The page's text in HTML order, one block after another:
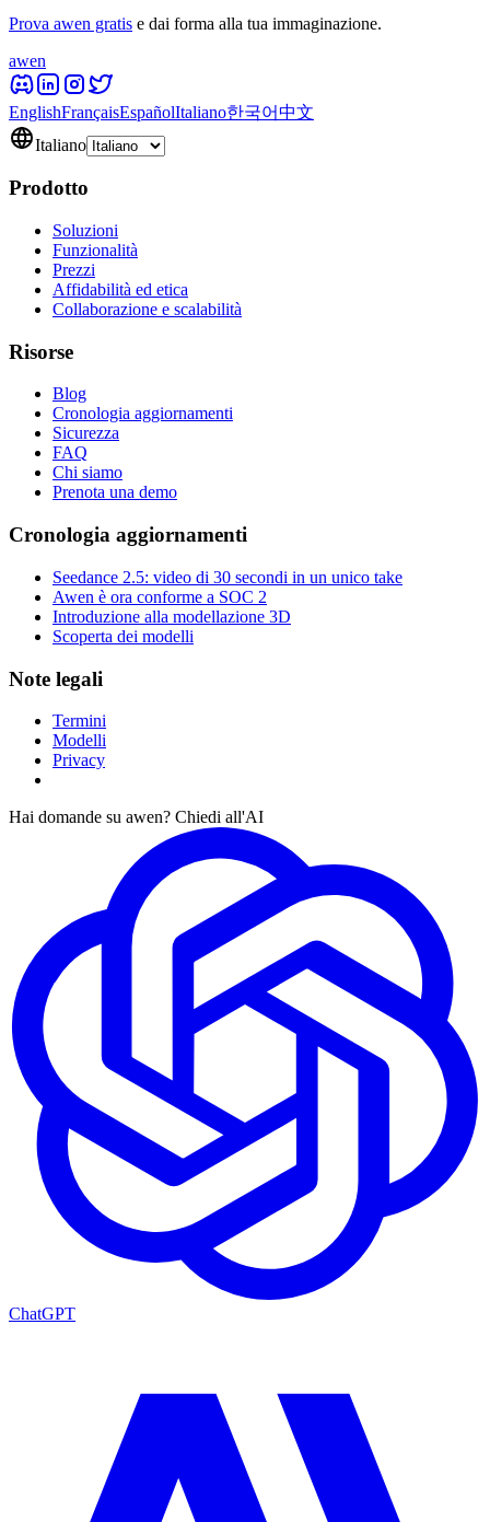
Prova awen gratis e dai forma alla tua immaginazione.
awen
EnglishFrançaisEspañolItaliano한국어中文
Italiano
Prodotto
Soluzioni
Funzionalità
Prezzi
Affidabilità ed etica
Collaborazione e scalabilità
Risorse
Blog
Cronologia aggiornamenti
Sicurezza
FAQ
Chi siamo
Prenota una demo
Cronologia aggiornamenti
Seedance 2.5: video di 30 secondi in un unico take
Awen è ora conforme a SOC 2
Introduzione alla modellazione 3D
Scoperta dei modelli
Note legali
Termini
Modelli
Privacy
Hai domande su awen? Chiedi all'AI
ChatGPT